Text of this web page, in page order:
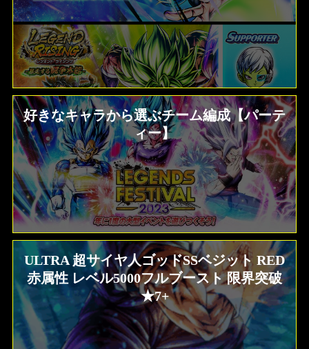
好きなキャラから選ぶチーム編成【パーテ
ィー】
ULTRA 超サイヤ人ゴッドSSベジット RED
赤属性 レベル5000フルブースト 限界突破
★7+